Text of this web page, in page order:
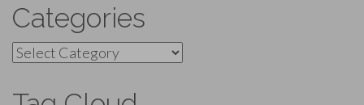
Categories
Categories